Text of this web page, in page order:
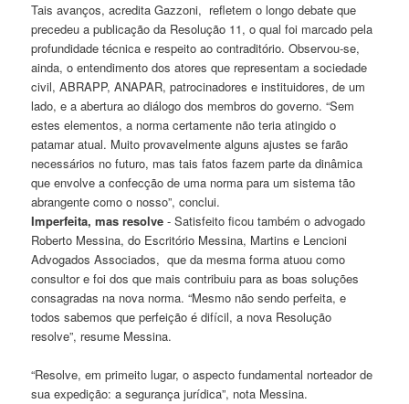
Tais avanços, acredita Gazzoni, refletem o longo debate que
precedeu a publicação da Resolução 11, o qual foi marcado pela
profundidade técnica e respeito ao contraditório. Observou-se,
ainda, o entendimento dos atores que representam a sociedade
civil, ABRAPP, ANAPAR, patrocinadores e instituidores, de um
lado, e a abertura ao diálogo dos membros do governo. “Sem
estes elementos, a norma certamente não teria atingido o
patamar atual. Muito provavelmente alguns ajustes se farão
necessários no futuro, mas tais fatos fazem parte da dinâmica
que envolve a confecção de uma norma para um sistema tão
abrangente como o nosso”, conclui.
Imperfeita, mas resolve- Satisfeito ficou também o advogado
Roberto Messina, do Escritório Messina, Martins e Lencioni
Advogados Associados, que da mesma forma atuou como
consultor e foi dos que mais contribuiu para as boas soluções
consagradas na nova norma. “Mesmo não sendo perfeita, e
todos sabemos que perfeição é difícil, a nova Resolução
resolve”, resume Messina.
“Resolve, em primeito lugar, o aspecto fundamental norteador de
sua expedição: a segurança jurídica”, nota Messina.